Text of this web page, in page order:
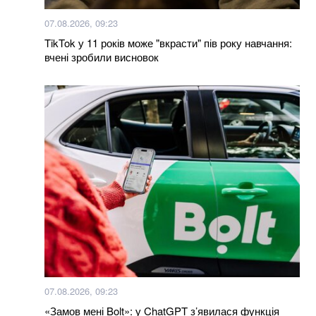
07.08.2026, 09:23
TikTok у 11 років може "вкрасти" пів року навчання:
вчені зробили висновок
07.08.2026, 09:23
«Замов мені Bolt»: у ChatGPT з’явилася функція